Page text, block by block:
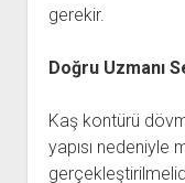
gerekir.
Doğru Uzmanı
Kaş kontürü
yapısı nedeniyle